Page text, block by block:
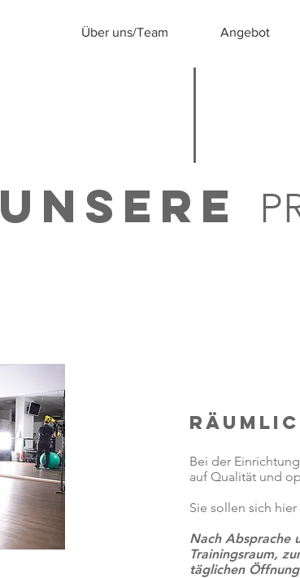
Über uns/Team Angebot
UNSERE
Bei der
auf Qualität und
Sie sollen sich
Nach Absprache
Trainingsraum,
täglichen